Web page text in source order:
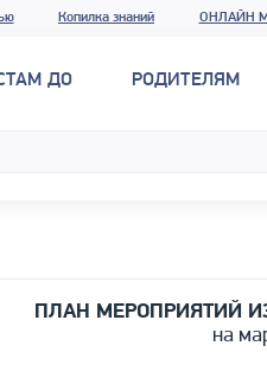
Копилка знаний ОНЛАЙН
ДО РОДИТЕЛЯМ
ПЛАН МЕРОПРИЯТИЙ
на